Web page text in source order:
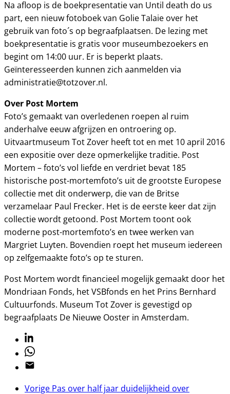
Na afloop is de boekpresentatie van Until death do us
part, een nieuw fotoboek van Golie Talaie over het
gebruik van foto´s op begraafplaatsen. De lezing met
boekpresentatie is gratis voor museumbezoekers en
begint om 14:00 uur. Er is beperkt plaats.
Geïnteresseerden kunnen zich aanmelden via
administratie@totzover.nl.
Over Post Mortem
Foto’s gemaakt van overledenen roepen al ruim
anderhalve eeuw afgrijzen en ontroering op.
Uitvaartmuseum Tot Zover heeft tot en met 10 april 2016
een expositie over deze opmerkelijke traditie. Post
Mortem – foto’s vol liefde en verdriet bevat 185
historische post-mortemfoto’s uit de grootste Europese
collectie met dit onderwerp, die van de Britse
verzamelaar Paul Frecker. Het is de eerste keer dat zijn
collectie wordt getoond. Post Mortem toont ook
moderne post-mortemfoto’s en twee werken van
Margriet Luyten. Bovendien roept het museum iedereen
op zelfgemaakte foto’s op te sturen.
Post Mortem wordt financieel mogelijk gemaakt door het
Mondriaan Fonds, het VSBfonds en het Prins Bernhard
Cultuurfonds. Museum Tot Zover is gevestigd op
begraafplaats De Nieuwe Ooster in Amsterdam.
Linkedin
Whatsapp
Email
Vorige Pas over half jaar duidelijkheid over